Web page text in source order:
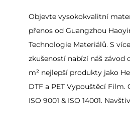
Objevte vysokokvalitní
přenos od Guangzhou
Technologie Materiálů. S
zkušeností nabízí náš závod
m² nejlepší produkty jako
DTF a PET Vypouštěcí
ISO 9001 & ISO 14001.